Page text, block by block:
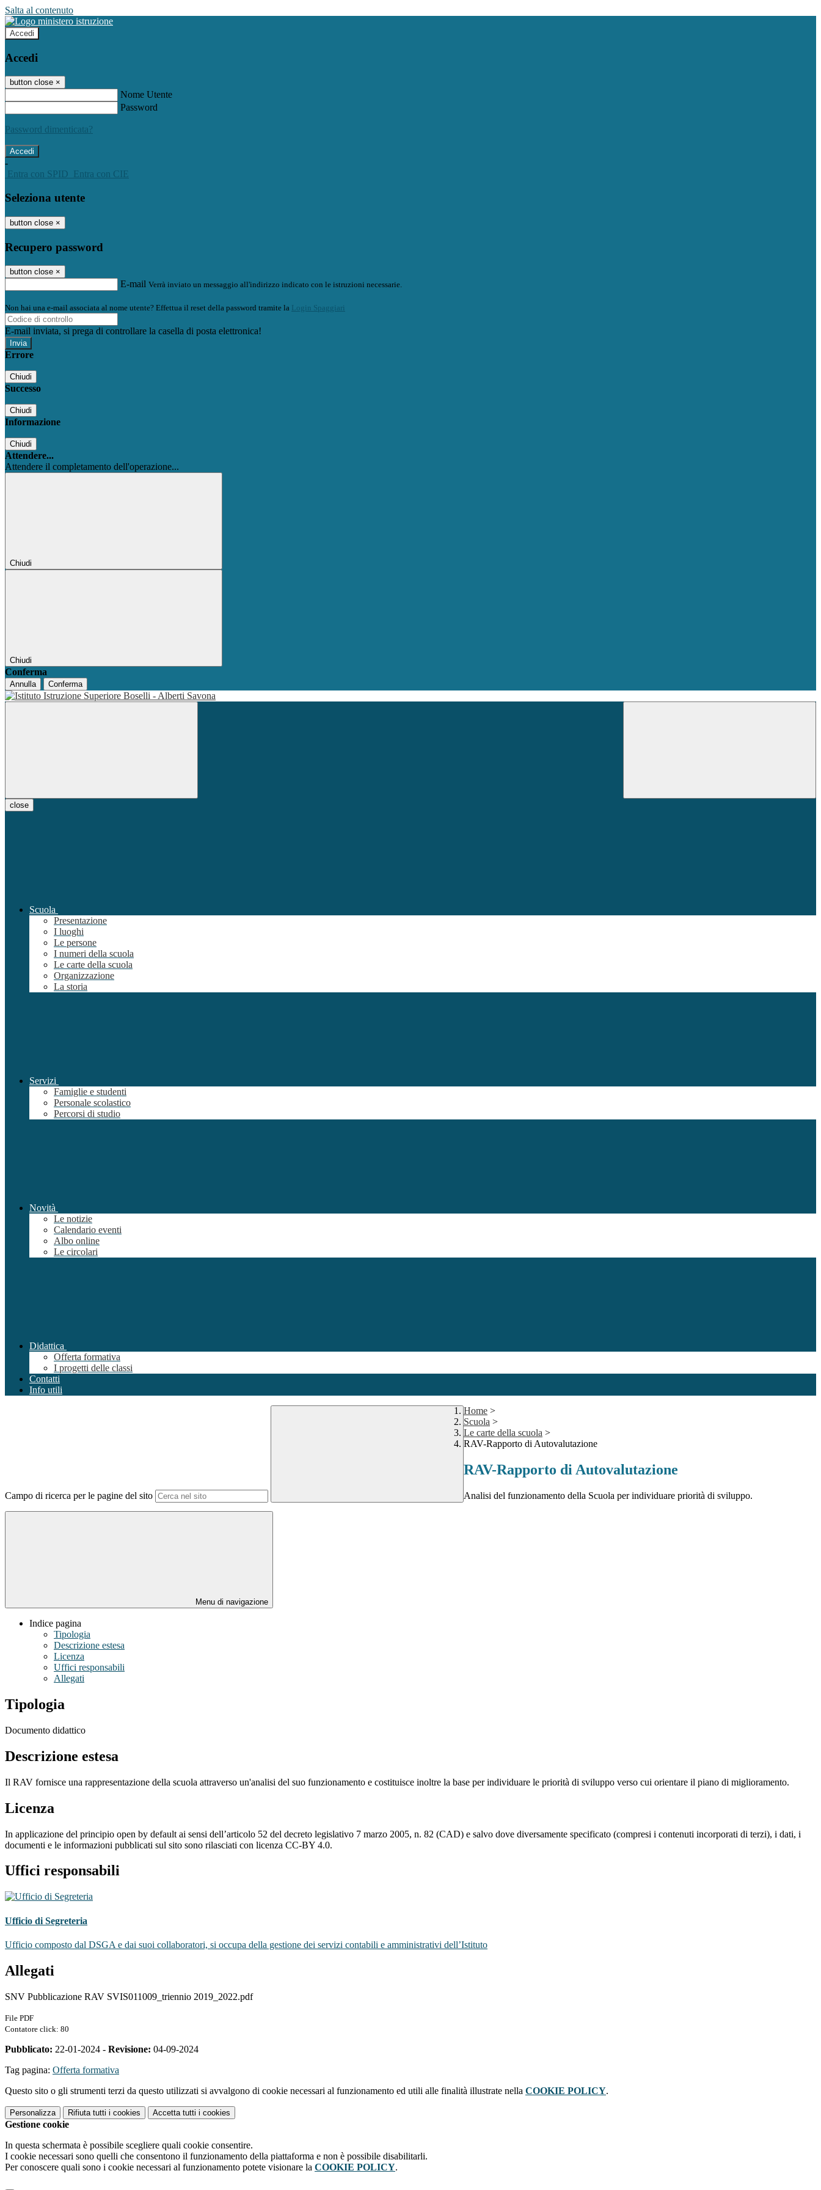
Salta al contenuto
Accedi
Accedi
button close ×
Nome Utente
Password
Password dimenticata?
-
Entra con SPID
Entra con CIE
Seleziona utente
button close ×
Recupero password
button close ×
E-mail Verrà inviato un messaggio all'indirizzo indicato con le istruzioni necessarie.
Non hai una e-mail associata al nome utente? Effettua il reset della password tramite la Login Spaggiari
E-mail inviata, si prega di controllare la casella di posta elettronica!
Errore
Chiudi
Successo
Chiudi
Informazione
Chiudi
Attendere...
Attendere il completamento dell'operazione...
Chiudi
Chiudi
Conferma
Annulla Conferma
close
Scuola
Presentazione
I luoghi
Le persone
I numeri della scuola
Le carte della scuola
Organizzazione
La storia
Servizi
Famiglie e studenti
Personale scolastico
Percorsi di studio
Novità
Le notizie
Calendario eventi
Albo online
Le circolari
Didattica
Offerta formativa
I progetti delle classi
Contatti
Info utili
Campo di ricerca per le pagine del sito
Home >
Scuola >
Le carte della scuola >
RAV-Rapporto di Autovalutazione
RAV-Rapporto di Autovalutazione
Analisi del funzionamento della Scuola per individuare priorità di sviluppo.
Menu di navigazione
Indice pagina
Tipologia
Descrizione estesa
Licenza
Uffici responsabili
Allegati
Tipologia
Documento didattico
Descrizione estesa
Il RAV fornisce una rappresentazione della scuola attraverso un'analisi del suo funzionamento e costituisce inoltre la base per individuare le priorità di sviluppo verso cui orientare il piano di miglioramento.
Licenza
In applicazione del principio open by default ai sensi dell’articolo 52 del decreto legislativo 7 marzo 2005, n. 82 (CAD) e salvo dove diversamente specificato (compresi i contenuti incorporati di terzi), i dati, i
documenti e le informazioni pubblicati sul sito sono rilasciati con licenza CC-BY 4.0.
Uffici responsabili
Ufficio di Segreteria
Ufficio composto dal DSGA e dai suoi collaboratori, si occupa della gestione dei servizi contabili e amministrativi dell’Istituto
Allegati
SNV Pubblicazione RAV SVIS011009_triennio 2019_2022.pdf
File PDF
Contatore click: 80
Pubblicato: 22-01-2024 - Revisione: 04-09-2024
Tag pagina: Offerta formativa
Questo sito o gli strumenti terzi da questo utilizzati si avvalgono di cookie necessari al funzionamento ed utili alle finalità illustrate nella COOKIE POLICY.
Personalizza Rifiuta tutti i cookies Accetta tutti i cookies
Gestione cookie
In questa schermata è possibile scegliere quali cookie consentire.
I cookie necessari sono quelli che consentono il funzionamento della piattaforma e non è possibile disabilitarli.
Per conoscere quali sono i cookie necessari al funzionamento potete visionare la COOKIE POLICY.